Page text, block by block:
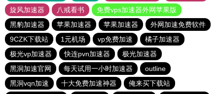
旋风加速器
八戒看书
免费vps加速器外网苹果版
黑豹加速器
苹果加速器 苹果加速器
外网加速免费软件
9CZK下载站
1元机场 vp免费加速
橘子加速器
极光vp加速器
快连pvn加速器
极光加速器
黑洞加速官网
每天试用一小时加速器
outline
黑洞vqn加速
十大免费加速神器 俺来买下载站